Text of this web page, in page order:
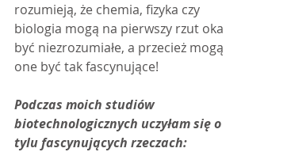
rozumieją, że chemia, fizyka czy
biologia mogą na pierwszy rzut oka
być niezrozumiałe, a przecież mogą
one być tak fascynujące!
Podczas moich studiów
biotechnologicznych uczyłam się o
tylu fascynujących rzeczach: